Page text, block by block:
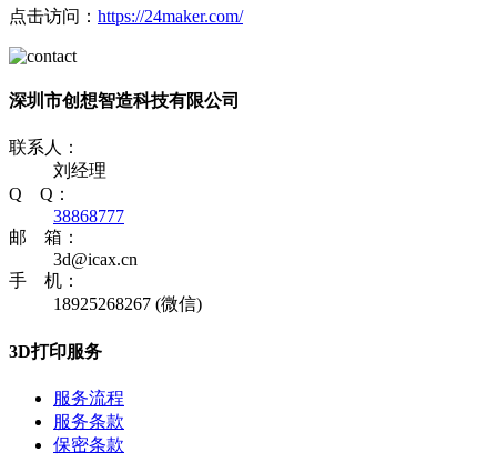
点击访问： https://24maker.com/
深圳市创想智造科技有限公司
联系人：
刘经理
Q Q：
38868777
邮 箱：
3d@icax.cn
手 机：
18925268267 (微信)
3D打印服务
服务流程
服务条款
保密条款